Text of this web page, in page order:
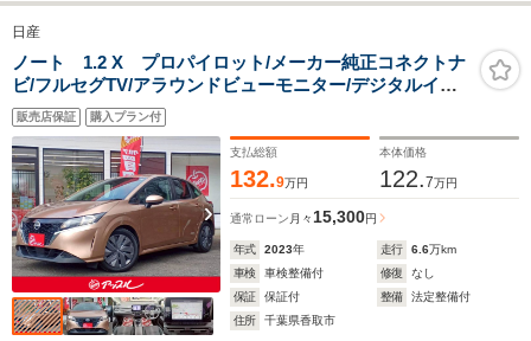
日産
ノート 1.2 X プロパイロット/メーカー純正コネクトナ
ビ/フルセグTV/アラウンドビューモニター/デジタルイン
ナーミラー/ワイヤレス充電/ETC/インテリジェントキー/
プッシュスタート/エマージェンシーブレーキ/車検整備付
き
販売店保証 購入プラン付
支払総額
132.9万円
本体価格
122.7万円
通常ローン 月々 15,300円
年式 2023年 走行 6.6万km
車検
車検整備付 修復
なし
保証
保証付 整備
法定整備付
住所
千葉県香取市